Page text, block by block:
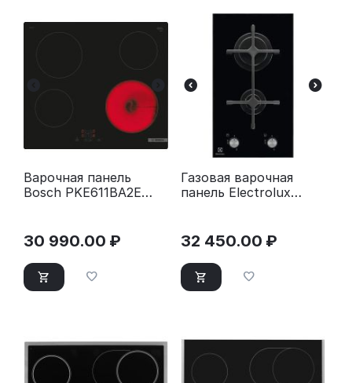
Варочная панель
Bosch PKE611BA2E
30 990.00 ₽
Газовая варочная
панель Electrolux
32 450.00 ₽